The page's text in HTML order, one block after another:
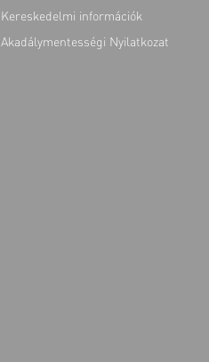
Kereskedelmi információk
Akadálymentességi Nyilatkozat